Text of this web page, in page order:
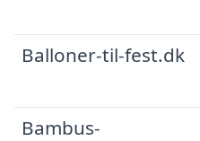
Balloner-til-fest.dk
Bambus-